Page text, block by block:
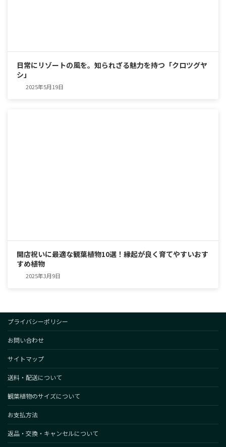
日常にリゾートの風を。知られざる魅力を持つ「クロツグヤ
シ」
2025年5月19日
開店祝いに最適な観葉植物10選！縁起が良く育てやすいおす
すめ植物
2025年3月9日
プライバシーポリシー
お問い合わせ
サイトマップ
送料・配送について
観葉植物のサイズについて
お支払方法
返品・交換・キャンセルについて